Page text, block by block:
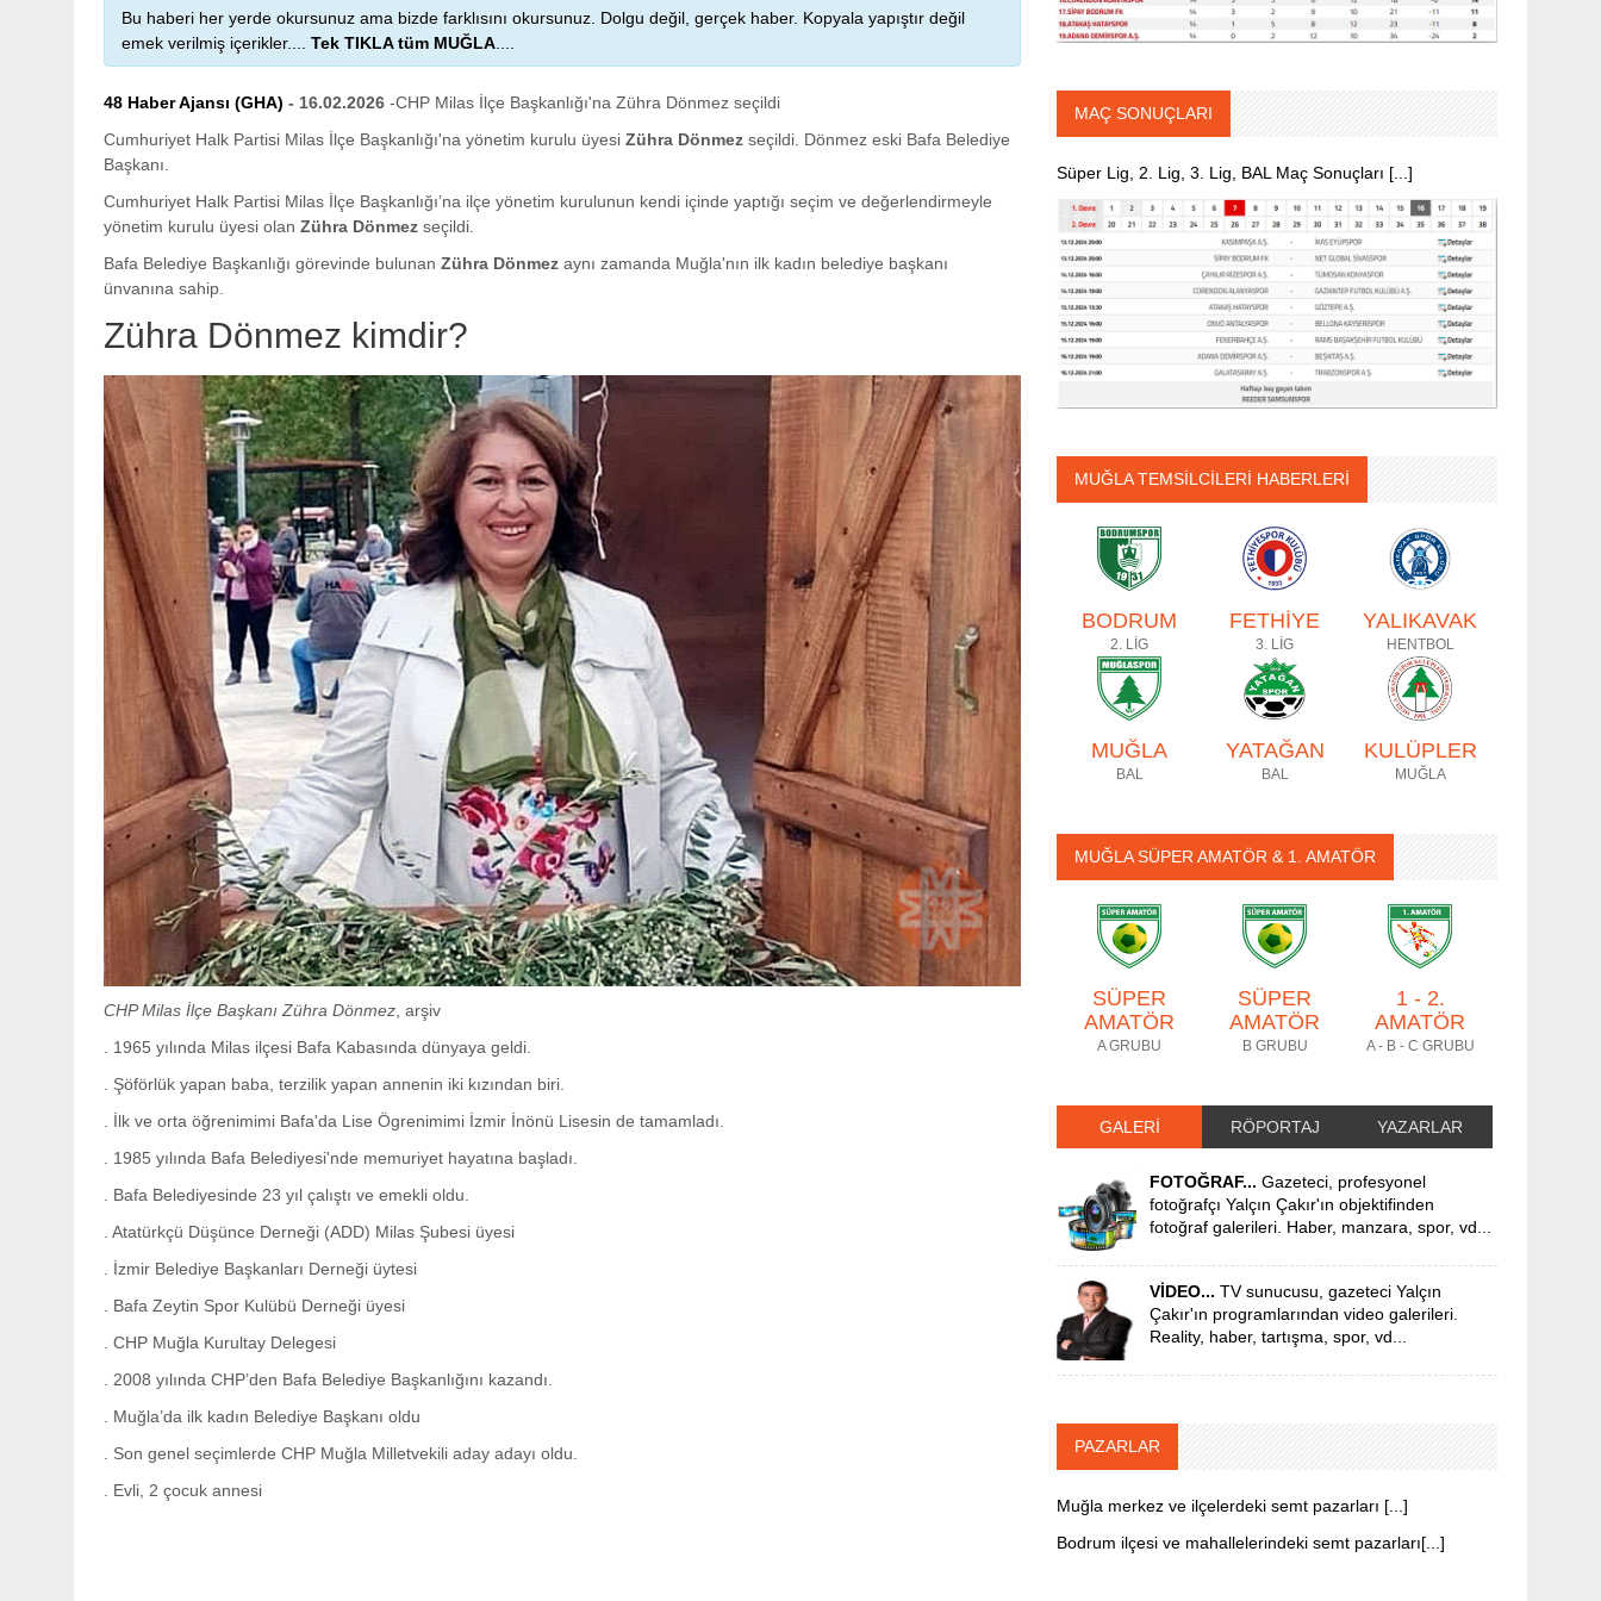
Bu haberi her yerde okursunuz ama bizde farklısını okursunuz. Dolgu değil, gerçek haber. Kopyala yapıştır değil
emek verilmiş içerikler.... Tek TIKLA tüm MUĞLA
48 Haber Ajansı (GHA) - 16.02.2026 -CHP Milas İlçe Başkanlığı'na Zühra Dönmez seçildi
Cumhuriyet Halk Partisi Milas İlçe Başkanlığı'na yönetim kurulu üyesi Zühra Dönmez seçildi. Dönmez eski Bafa Belediye
Başkanı.
Cumhuriyet Halk Partisi Milas İlçe Başkanlığı’na ilçe yönetim kurulunun kendi içinde yaptığı seçim ve değerlendirmeyle
yönetim kurulu üyesi olan Zühra Dönmez seçildi.
Bafa Belediye Başkanlığı görevinde bulunan Zühra Dönmez aynı zamanda Muğla'nın ilk kadın belediye başkanı
ünvanına sahip.
Zühra Dönmez kimdir?
CHP Milas İlçe Başkanı Zühra Dönmez , arşiv
. 1965 yılında Milas ilçesi Bafa Kabasında dünyaya geldi.
. Şöförlük yapan baba, terzilik yapan annenin iki kızından biri.
. İlk ve orta öğrenimimi Bafa'da Lise Ögrenimimi İzmir İnönü Lisesin de tamamladı.
. 1985 yılında Bafa Belediyesi'nde memuriyet hayatına başladı.
. Bafa Belediyesinde 23 yıl çalıştı ve emekli oldu.
. Atatürkçü Düşünce Derneği (ADD) Milas Şubesi üyesi
. İzmir Belediye Başkanları Derneği üytesi
. Bafa Zeytin Spor Kulübü Derneği üyesi
. CHP Muğla Kurultay Delegesi
. 2008 yılında CHP’den Bafa Belediye Başkanlığını kazandı.
. Muğla’da ilk kadın Belediye Başkanı oldu
. Son genel seçimlerde CHP Muğla Milletvekili aday adayı oldu.
. Evli, 2 çocuk annesi
MAÇ SONUÇLARI
Süper Lig, 2. Lig, 3. Lig, BAL Maç Sonuçları [...]
MUĞLA TEMSİLCİLERİ HABERLERİ
BODRUM
2. LİG
FETHİYE
3. LİG
YALIKAVAK
HENTBOL
MUĞLA
BAL
YATAĞAN
BAL
KULÜPLER
MUĞLA
MUĞLA SÜPER AMATÖR & 1. AMATÖR
SÜPER
AMATÖR
A GRUBU
SÜPER
AMATÖR
B GRUBU
1 - 2.
AMATÖR
A - B - C GRUBU
GALERİ RÖPORTAJ YAZARLAR
FOTOĞRAF... Gazeteci, profesyonel
fotoğrafçı Yalçın Çakır'ın objektifinden
fotoğraf galerileri. Haber, manzara, spor, vd...
VİDEO... TV sunucusu, gazeteci Yalçın
Çakır'ın programlarından video galerileri.
Reality, haber, tartışma, spor, vd...
PAZARLAR
Muğla merkez ve ilçelerdeki semt pazarları [...]
Bodrum ilçesi ve mahallelerindeki semt pazarları[...]